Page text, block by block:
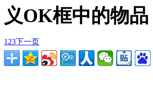
义OK框中的物
1 23下一页